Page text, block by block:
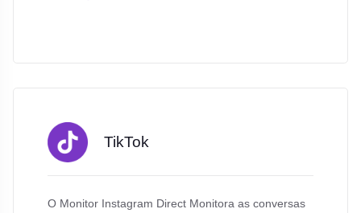
TikTok
O Monitor Instagram Direct Monitora as conversas